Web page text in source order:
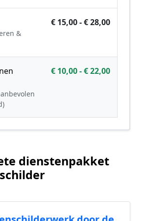
&
€ 15,00 - € 28,00
€ 10,00 - € 22,00
dienstenpakket